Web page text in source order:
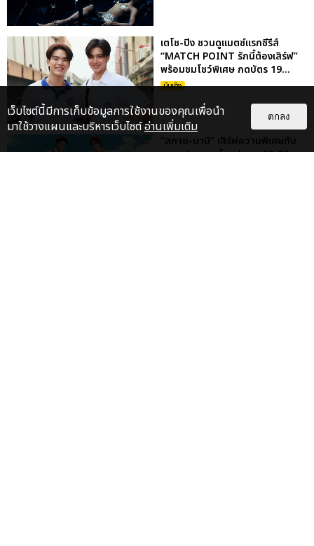
เตโช-ปิง ชวนดูแมตซ์แรกซีรีส์
“MATCH POINT รักนี้ต้องเสิร์ฟ”
พร้อมชมโชว์พิเศษ กดบัตร 19...
บันเทิง
“สกาย-นานิ” เสิร์ฟความพิเศษกับ
งานแฟนคอนเต็มรูปแบบ 19-20
เว็บไซต์นี้มีการเก็บข้อมูลการใช้งานของคุณเพื่อนำ
มาใช้วางแผนและบริหารเว็บไซต์อ่านเพิ่มเติม
ตกลง